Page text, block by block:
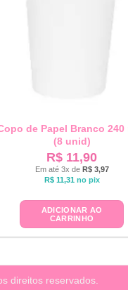
de Papel Branco 240
(8 unid)
R$ 11,90
Em até 3x de R$3,97
R$11,31 no pix
ADICIONAR AO
CARRINHO
direitos reservados.